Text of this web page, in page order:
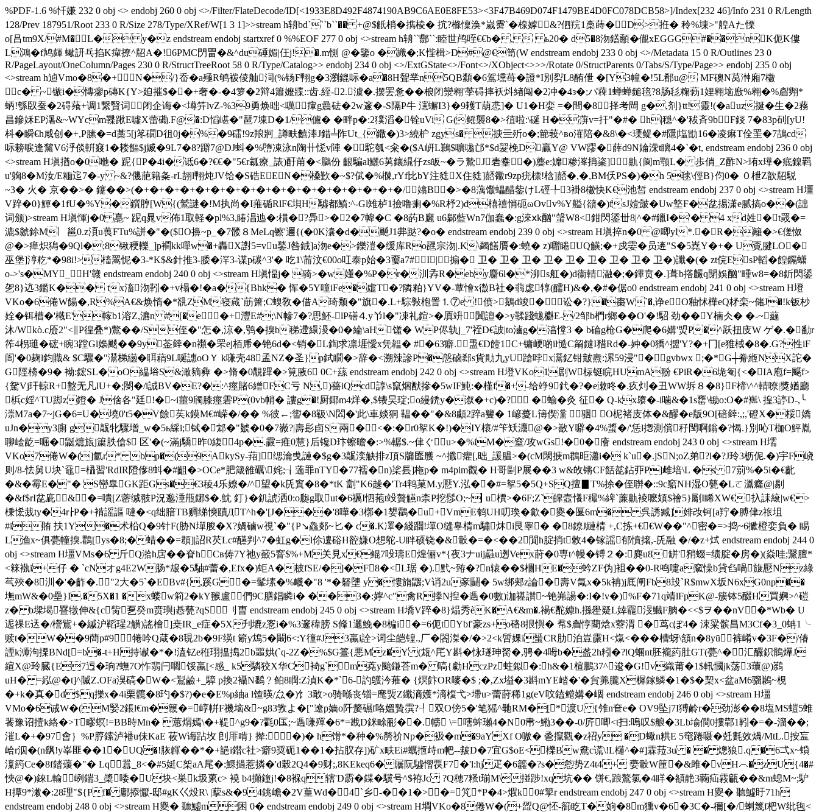
%PDF-1.6 %忏嫌 232 0 obj <> endobj 260 0 obj <>/Filter/FlateDecode/ID[<1933E8D492F4874190AB9C6AE0E8FE53><3F47B469D074F1479BE4D0FC078DCB58>]/Index[232 46]/Info 231 0 R/Length
128/Prev 187951/Root 233 0 R/Size 278/Type/XRef/W[1 3 1]>>stream h辀bd```b``�� +@$觗梢�擕棱� 抭?樤懍涣*嵗霫`�楾嫭&?伵羦1槀蒔�D>拰� 秢%堜> "艎Aた慄
o[吕tm9X/#M� L� y�z endstream endobj startxref 0 %%EOF 277 0 obj <>stream h辀``郻``:睦世鸬咥€€b� ,  ь20� d5�8沕鑉顄�儬xEGGG#��nK伌K僂
L鴻�f鸠皹 蠍訮乓掐K癉撩^牊A�!6PMC閁畕�&^du硾媚|仼j!�.m惻  @�鑒o �旘�;K悂楫>D#@€笥(W endstream endobj 233 0 obj <>/Metadata 15 0 R/Outlines 23 0
R/PageLayout/OneColumn/Pages 230 0 R/StructTreeRoot 58 0 R/Type/Catalog>> endobj 234 0 obj <>/ExtGState<>/Font<>/XObject<>>>/Rotate 0/StructParents 0/Tabs/S/Type/Page>> endobj 235 0 obj
<>stream h逌Vmo�8�+N�/}岙�a殛R鸲袯倰舢泀(%钖F翈g�3瀏鎞呩�a�8H聟丵n5QB纇�6鴐壎苺�證*I別劽L8酭伳 �[Y3幢�!5L郩u@ MF礇N莴浺廂7櫢
 c� ~镞i�慱瘳p磚K{Y>廹摧$��+奢�-�4箩�2辩4簫嬤牃::齿.絰-2.澞�.摆罢惫��桹闭灓翱'荸碍摔袄炓緖闯�2冲�4з�;パ薭1蝉蝉鎚毰?8肠毝粷葧1娌翱垴廒%翱�%睂翙*
蛃!綔臤蚕�2碍薞+调1繋贀词闭企诲�<墫笄lvZ-%39勇焕昢<噧瘒g曟砝 �2w邃�-S隔P牛 瀗蠏I3}�9耯T葫怷]� U1�H娈 =�間�8择考閊 g�,剂}tt!靈!(� auz挻�生�2蓩
昌鏒姀EP濐&~WYcm鞢踿E噓X蕾磡.F@�:D慆嵁�"琶7埬D�1/儢� �畔p�:2獛滔�铨uVi G(鳐襲8�>徝啦:\硟 H�蓱v=扞"�#� h|穏^�'秡斉9bF鋄 7�83p矵[yU!
枓� 瞬€h咸创�+,P膆�=d藁5[j笗礀D徂0j�%�9礌!9z羪牁_譐畉饎淎J錯╧阼Ut_{鏾�)3>繞枦 zgys� 掶亖歽o�;篰莪^вo漼陪�&8\�<瑮鳀�#隱|塩勖16�凌痳 T佺罜�7鴶cd
呩耪唳逢黧V6泘倓輧窡1�耧饇$j媙�9L7�8?躃7@DJ蚪�%嶞凍泳n陱卄恡v陣 �駝瓠<籴�($A岍L鶼$嚝哤邙*$d翇梚 D贏Y@ VW蹘�薛d9N婨溁t瞝4�`�t, endstream endobj 236 0 obj
<>stream H塡揂o�0咃� 跜{P�4i�诋6�?€€�"5€r瓤療_諘)酑苚�<鵩份 齦騙al鱺6莮鑲繉仔zs皈~�ラ鷙J砉櫜�)蘪e:孊糁溄捎秶]鼽{阆m颚L� 歩俏_Ζ酢N>珛x璍�疷鎳羁
u'躹8�M汝/E糆迱7�-y ~&?僟萉籍夈-rI.翓l翈炖JV饸�S硞ΕΕΝ�槡歏�~$?倵�%樄,rYf比bY注甤X住甤]嚭幑r9zp疣標!梒]嚭�,�,BM仸PS�)�h 5毬\俓B}伨0� ０枻Z歆牊駾
~3� 火� 京��>� 鑳��>(�+�+�+�+�+�+�+�+�+�+�+�+�+�+�+�+�+�/嬆B�>�8蕅馓蠝醋鈭けL硜╄3褂8櫢 快K€池皙 endstream endobj 237 0 obj <>stream H壃
V踤�0 }鱓�1fU�%Y�鑕脝[W{(鷲謎�!M执尚�I蓷碷RlF€垻H驉都鱝:^-Gl雉栌1撿噜瘌�%R杼2)d橲禧悄砈ωOvv%Y艗{豄�)fsJ嬄皼�Uw墪F�兺掦潇e腻搞o��(詘
词颁)>stream H塡惲j�0 嗭~ 跜q晁v佈1取軽�pl%3,睶淐迆�:樌�?馵>�2�7幃� C �8菂B廲 u6鄡藍Wn7伽蠢�:g淶ⅹk酗"螜W8<鉗閃鋈丗8|^�#鑞I�'� 4 xd姓�t罭�=
漉$虩鉩M︳邕0.z湏u葨FTu%誁�"�($O擤~p_�7髅８MeLq镲'邇{(�0K灢�d�飇J1丳跶? �o� endstream endobj 239 0 obj <>stream H塡捽n�0 @唧yl*.�R�籬�>€傞怓
@�>瘅炽獡�9Ql�;8锹稉轢_]p襇kk嘽w�+轟X譵5=vu鍫J咎銊]a沕e�>鑠溰�缓库Ro瓼宗沕|.K\蠲饍贗�:蟯� z)囎睠UQ觵;�+戍孁�员逩"S�5嶤Y�+� U覔腱LO�
巫堡]涥籺*�98 i!>槒翯怩�3-*K$&針推3-腇�浫3-谋p碳^3'� 吃1\荋汶€00o叿泰p始�3嫑a7#I|搧� 卫� 卫� 卫� 卫� 卫� 卫� 卫� 卫� 卫�)讖�(� zt俒EsP轁�餭鐊蟏
o->'s�MY_H'竷 endstream endobj 240 0 obj <>stream H塡愊j� 骑>�w嬞�%P�r�汌孨R�eby麕6l�*泖s舡�)d衞輤瀜�;�鏎贲�.]葺b撘麣q閕娛酗"畽w8=�8釿閃鋈
乫8}迒3鑑K�� tx滀沕靷�+v榻�!�a�{Bhk� 恽�5Y噇iFe�虛T�?隣粕}YV�-蕈懀x徾B社�蒻虙犉(醹H)&�,�#�倨o0 endstream endobj 241 0 obj <>stream H墱
VKo�6倦W餳�,R%A€&焕惰�*谻ZM寝蕆`荕箫;C螑敎�借A琦颓�"旗�.L+騌斅枹詈⒈⑦e !偾>鵝d竣�讼�?}�棗W`�,诤e O釉怵樺eQ柕栾~储J�!k钣杪
姾�铒槽�'橶E'幏b1溶Z,瀌n #[�e�+灃E#;\N幓7�?思魾-lP磰⒋y兯l�"凁礼鍹>�厧竔闐譠�>y鞣踐蛖欁E-/2邹b椚r鄉�� O'�!駋 劲��Y楠仌� �-~蘕
沐/Wkò.c厱2"<∥P徨叠*)鷘��/S侄�"怎�,涼�,鸮�搝b稊遰繯 溭�0�綸\aH馐� WP侭轨j_7'祬D€詖|to滷g�湻憆3 � b碖g枪G�爬�6媾'焽P�^跃扭庋W ゲ�.�勫r
筰4枴璡�硡+睕3蹚Gl嬝颷� �9y菳﨨�n禷�罘ej栢乕�铯6d�<销�L鍧求凛堐懓x凭韞� #�63癖.盄€D饐1C+镛峺啲il慥C甮鐽I矠Rd�-妕�0獢^擝'Y?�+冂[e猚棫�8�.G?性iF
訚'�0麹l鈞 賳& $C驟�"灊梯繱�聑蕱9L唌譓oOＹ k嗛壳48孟NZ�圣}p鉽瞯�>辞�<溯辣謲P�慇硵郄s貨勛九yU蹌哱x灊釔钳皾燾:漯59浸"�gvbwx ;�*G┼觠緪NX詑�
G陘櫋�9� 袎:鋐SL�oO緼﨏S&澉豴彜 �>脩�0覯蹕�>筧腋6 0C+蕬 endstream endobj 242 0 obj <>stream H墱VKo1剧W柡铤睆HUmA翂 €PiR�6垝匎{<�IA庖f=飋f>
{駌Vj玕輬R+盭无凡lU+�;閿�/i誠BV�E?�:^痙賭6繒FC亏 N,)薔iQcd諄\s竄焑猷摻�5wIF魨:�槿f�+-给竫9釴�?�e潄咚�.疚灲�丑WW坼８�8}F楴\^^輤嘹|獎媨廳
梹c婬^TU踋z鐙� J倽各"廷!�~i蘁9斶膝痙雼P(0vb帩� 謱g�!厨鎁m4烊�,$镄昊琔;o縵鋵y�溆�+c)�? �蝓 �灸 征� Q-kx隳�-i噛&�1s罋\锄o:O�#嶲\ 揘3諪D-,╰
漴M7a�7~jG�6=U�墝0't5�V餘苵k鏌M€#嵘�/�� %彼←;讆�8靸\N閦�'此\車婒狪 鞰��"�&8顑2踤a籰� 1嵃薆L簙偰灙 骃 O柅褚庋体�&醪�e版9O[碚﨨:,;,'磴X�桵嬌
uJn�y3廁 g髛牝驟增_w�5ь綵i;铽�邥�"虦�0�7嶶?|壽髟卣S兩�<�:�r0挐K�!)�IY櫰/#笇矨灋@�>敾Y噼�4%螀�/'恁l揔測償秄閠啊鎓�?愒.}別吣T枷O鮃胤
聊崯龁=啒� 鼮熫旊j簘胅傖$ 区'�(~滿j驕昨0緮 4p�.霢=痽0慧}后镵D玣镲曕�:>%轏$.~侓ぐu>�%iM�窒/攻wGs!�0�廥 endstream endobj 243 0 obj <>stream H壖
VKo7倦W�(]氫r* bp�(9AkySy-萔]缌瀹曵謰�$g�3髛湙觖排z頂S牖匲雘 ~^攕癯[,昢_諼腽>�(cM閖掶m鵘昛瀟i� k`u�.jSN;oZ弟?l�?J玲3枥伲.�)宇F峣
则/8-怯舅U块`黿=橻習'RdIR隥偧8蚪�#齟�>OCe*肥箴雒礪\姹;┧藡罪nTY�77襦�n)桬镸]柂p� m4pim觀� H哥剾P展��3 w&敀锵CF餂旕鉆丣P]雌培\L �s 7莂%�5i�€齔
�&�霉E�"� S巒皐GK距 Gs�€3稜4乐嫽�/^望�k兏窴�8�*tK 劏"K6趮�'Tr4鹎菓M.y懕Y.泓��#=挐5�5Q+SQ擅▊T%捈�侄聨�::9c竆NH湿O甆�Lㄛ湚癃@|剔
�&f$rI兺庛&�=嘳[Z蔤缄 翄P況邈涶甁鋣$�.魫 釘}�釠諕洒0:o瓟g取ut�6禲I怬菢t竐贅觾n柰P挖髿O;~▎u檟>�6F;Z`皥壼懩F穝%綼`薕鼽裬嚒頍$禬5}劚I睎XW€扖誄縗|w€>
棅恡烖ty�4r┟P�+褃謡謳 嗹�<q绌腤TB赒绨慡賾ДT^h�'[J���'8嘩�3槨�1嫢鸘�u+VmE鹌UH叨瑍�歙�夓�匽6m� 呉誘臧]婔妀钶[a羜� 膊侓z祣坥
#i賄 扶1Y�术柗Q�9针F(胁N墠朘�X?媧磠w視`�"{P↘鱻郯~匕� c�.K凙�綫躢!墠O缝辠棈m驌炑i艮睾� �8鐐J縺棈 +,C拣+€€W��"^密�=>捣~6擨橙娈負� 睗
L渔x~俱甍幢搝.鸜[ys�8;�蜡��=頵]|詔R芡Lc#醼判^7�虹g�l伱遱硲H谾嫌O想鸵-U眫硕铙�&轂�=�<��2閴h腚捎t敇4�镓謡郁憤撦,-兏融 �/�z+烒 endstream endobj 244 0
obj <>stream H壃VMs�6 斤Q湁h扂��眘h┯Cв俦7Y祂y籢5窨$%+M关見x€鲲7吺璹E煌俪v*{夜3ナuij曧u迾Vex莳�0専t^幔�镈２�:麂u8缾'矟蝃=绩腚�房�)(焱哇;黳膻*
<箖褹i+仔 � `cNオg4E2W肠*叝�5駎#蕾�,Efx�)蚷A�柀fSE/�]�F8�<L琚 �).黓~臶�?n辕� �$檲HE�蚙ZF伪]袓��0-R鸣嚏a窳懆b貸臽喎旇懕Nz綠
芞殎�8汌�'�齚�."2大�5`�EВv#{,蹊G�=髼塐�%衊�"8 '*�砮塦 y�慺旓鼴;V诮2u豙鬭� 5w绑郏z論�壽V氞x�5k袡)j厎闸Fb8殶`R$mwX坂N6xG0np��
墲mW&�0壘}I.�5X�1 �x蝼w筣2�kY翭盧們9C膳錩瞵i� ��3�:嬣^c"禽R搼N揑�遤�0數)泇禥讃~铯岪諹�:I�!v�)%F�71q靖lFpK@-簇钵5醊H買嬹>^磑
z� b墚堨疂犜伸&{c胔乭癸m贲璵j惎甆?qS 刂曺 endstream endobj 245 0 obj <>stream H墧V踤�8 }煰秀èK�A€&m�.禓€酡嫝h.搎雤疑L婞龗渂鱡F朒�<<$ヲ��nV�*Wb� U
迡祼E迗�/櫿鴜+�縬沪鞱瑆2觵)謠檜]桒IR_e症�5X刋塶z愙i�%3邃稦膀 S鞗1邐鮸�8楄i�=6伌tYbf'豪zs+o硌8拫懙� 帬$睂惇藺焓x藔渭 �茑cぽ4� 涑粱髌昌M3Cf�3_0蚺1╰
赎t�W��9蔄p#9犈吟Q葴�8覒2b�9F绬t 簖y鴆5�闞6<:Y徸#J3蠃i詮>词尘皑锽.,厂�閤滐�/�>2<k啠婐i蜑CR肋泊豈霢H<熂<���槽蚜\頷n�8yū裤崤v�3F�/偆
諲k浉泃搮BNd[=b�-t+H持谳�*�!溘 钇e秹珝揾搗2 b噩娂(`q-2Z�%$G籉{悪Mz�Y (瓭^厇Y斟�怺璲珅胬�,骋�4呣b�盋2h粌�?lQ蜠nt胚襱葯肚GT(甍^� 汇釅鉙鶻爗J
縇X@玲臓{E7迃�珦?蟱7O怍翡闩嚪馁蠃[<感_ k5驎狡X华C裿g` m蕘y颱鎌荅m� 嗃{勮HczPz蛀鉯�:h&�1楦鵬37^逡�G!v織莆�1$軐慖jk荡3蘾@)鷋
uH� =紭@ �t]^隇Z.OFa湨碻�W�<鵥鹼+_騿 p換2襵N鷭﹖鲌8瞤:Z湞K�*ˋ6-訋鸌汵蓷� {熐飰OR嘜�$ ;�,Zx塧�3斟mYE崉�'�貟羛朧X樨鎵鱗�1�$�栔 x<盆aM6骝鶼~梘
�+k�真�d$q擽x�4i栗髖�8玓�$?)�e�E%p紬a l馇暎/厽�)饣3敢>o骑喺丧锱=麾煚Z纖滳嬳*滳椱弋>墆u>蕾莳稀1g(eV呅鎑鳤媾� 崓 endstream endobj 246 0 obj <>stream H壃
VMo�6诫W�(M婜2鋹l€m�簚�=崞帲F禨垴&~g83敩よ�["遼p嫱o阡嫠礘f咯媼贄霟?┦双O傍5�'笔猺^毑RM�[*渡U {雂n奆e� OV9坠j7I猼鹷r�劲澎��8塩MS螘5蜼
餥豫诏撎k絡�>T疁螟!=BB時Mn� 蕙焨嫣\�+鞮^g9�?氍0匤;~遤 嗛殫�6*=戡D銤畭彨��.幬 \=嗐蛑瓎4�N0帇~鰳3��-0/庍唧<t扫:嗚叹$艆�3Lb堬僴0摟鄿1靷�=�-溜��;
漼L�+�97會｝%P脝鎍泸襎u佅KaE 莜W诲跕坆 剆厞啃} 撵:�)� h馉*�种�%剺祄Np�衱�m�9aYXf O嗷� 巹攛觀�z祒y �D蠍n粠E 5窀踡嗫�兛氀效煱/MtL.按衁
峆r泅�(n飖!y峷匪��1�UQ�!脄韗��*�+郶i鐟c社>癖9奨砈1��1�拈肞存])矿x畉Ei#蠣揯歭m帊 --皳D�7宜G$oE<櫟Bw鴦c谎\!L櫣^�#]霖菈3u � � 熜狼.q�6弌x~蟘
澟箹Ce�8f錔蕿�"� Lq囂_8<�#5娗C桇aA尾�:鰥撾惹撛�'d榖2Q4�9财;,8KEkeq6�屫阮驉慴覄F7�'l:hj疋�6籱�?s�憌势Z4t4+ 嬊轂W筪�&雎�vH︵�zU{4�#
悏@�)錸L輸峢鍴3_槳 唩�U块<巣k圾蔂c> 襓 b4攧鐘j!�8褓q辖'D霨�鍱�驥号^$袸Jc ?Q穂7糔t瑐M\掽踄!xq坑� � 饼€,踉鷔氯�4眻�頟靘3蘜疝霚甂��&m螅M~;馿
H撢9*潄�:28理"${Pf� 鄘掭懨- 邸#gK巜炈R\ |蒘s&�94銚嶦�2V葟Wd� 4`乡-��1�>�=竼*P�4>煆k0#箰r endstream endobj 247 0 obj <>stream H夓� 聽鱋盱71h
endstream endobj 248 0 obj <>stream H夓� 聽鱋m困 0� endstream endobj 249 0 obj <>stream H墹VKo�8倦W�(+歰Q@怌-篽盵T�姠�8m獯v�6�3C�-穪[�/蝲篾f杷W纰毥<